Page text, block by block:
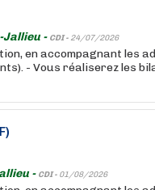
Jallieu - CDI - 24/07/2026
en accompagnant les
- Vous réaliserez les
- CDI - 01/08/2026